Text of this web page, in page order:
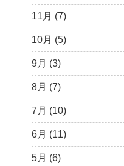
3月 (13)
2月 (14)
1月 (7)
4月 (10)
3月 (5)
2月 (11)
1月 (10)
6月 (3)
5月 (10)
4月 (7)
3月 (8)
2月 (19)
1月 (10)
7月 (11)
6月 (5)
5月 (8)
4月 (12)
3月 (9)
2月 (8)
1月 (9)
8月 (4)
7月 (7)
6月 (7)
5月 (7)
4月 (6)
3月 (6)
2月 (4)
9月 (1)
8月 (4)
7月 (6)
6月 (6)
5月 (7)
4月 (9)
3月 (13)
10月 (6)
9月 (9)
8月 (14)
7月 (13)
6月 (11)
5月 (12)
4月 (8)
11月 (7)
10月 (5)
9月 (3)
8月 (7)
7月 (10)
6月 (11)
5月 (6)